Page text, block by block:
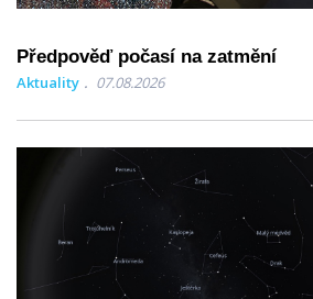
Předpověď počasí na zatmění
Aktuality 07.08.2026